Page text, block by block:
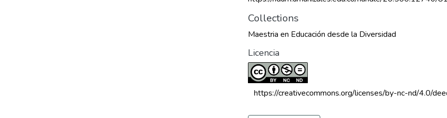
Collections
Maestria en Educación desde la Diversidad
Licencia
https://creativecommons.org/licenses/by-nc-nd/4.0/